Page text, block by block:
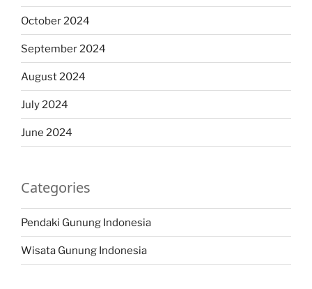
October 2024
September 2024
August 2024
July 2024
June 2024
Categories
Pendaki Gunung Indonesia
Wisata Gunung Indonesia